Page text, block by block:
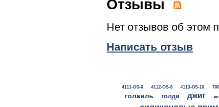
Отзывы
Нет отзывов об этом
Написать отзыв
4111-OS-6 4112-OS-8 4113-OS-10
голавль голди джиг